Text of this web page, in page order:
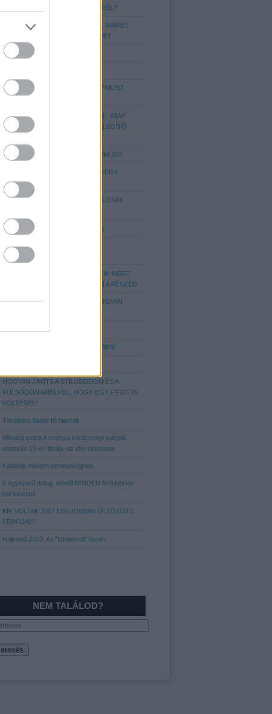
MIT KELL TUDNI AZ ÖVVISELÉSRŐL?
A LEGGYAKORIBB STÍLUSHIBÁK, AMIKET
SAJNOS A LEGTÖBBÜNK ELKÖVET
A 7 legférfiasabb illat 2018-ra
A LEGENDÁS „APU SPORTCIPŐ” MOST
VEDD KÉNYELMESRE A FIGURÁT, A$AP
ROCKY ÚJ SZINTRE EMELI A MELEGÍTŐ
MIT ÁRUL EL RÓLAD AZ ALSÓNEMŰD?
6 DOLOG, AMIT IMÁDNAK A NŐK EGY
FÉRFIN!
HETI STÍLUS-TRÜKKÖK TŐLÜNK CSAK
Hajtrend 2014/15: A Fade hajvágás
IGAZÍTSD A HAJSTÍLUSOD A
FEJFORMÁDHOZ!
A TÖKÉLETES FÉRFI PÉNZTÁRCA: MERT
FONTOS, HOGY MIBEN TARTOD A PÉNZED
NYAKKENDŐ KALAUZ AVAGY, HOGYAN
10 ALAPSZABÁLY A MOZITEREMBEN!
HOGYAN JAVÍTS A STÍLUSODON ÉS A
KÜLSŐDÖN ANÉLKÜL, HOGY EGY FT-OT IS
KÖLTENÉL!
Tökéletes illatok férfiaknak
Mikulás extra:A csúnya karácsonyi pulcsik
abszolút 10-es listája, az idei szezonra
Kabátok minden mennyiségben
5 egyszerű dolog, amitől MINDEN férfi jobban
tud kinézni!
KIK VOLTAK 2017 LEGJOBBAN ÖLTÖZÖTT
FÉRFIJAI?
Hajtrend 2013: Az "Undercut" fazon
NEM TALÁLOD?